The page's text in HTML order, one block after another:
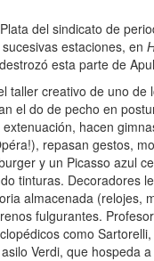
del sindicato de
estaciones, en
esta parte de
creativo de uno
el do de pecho en
hacen
repasan gestos,
y un Picasso azul
tinturas. Decoradores
almacenada (relojes,
fulgurantes.
como
Verdi, que hospeda